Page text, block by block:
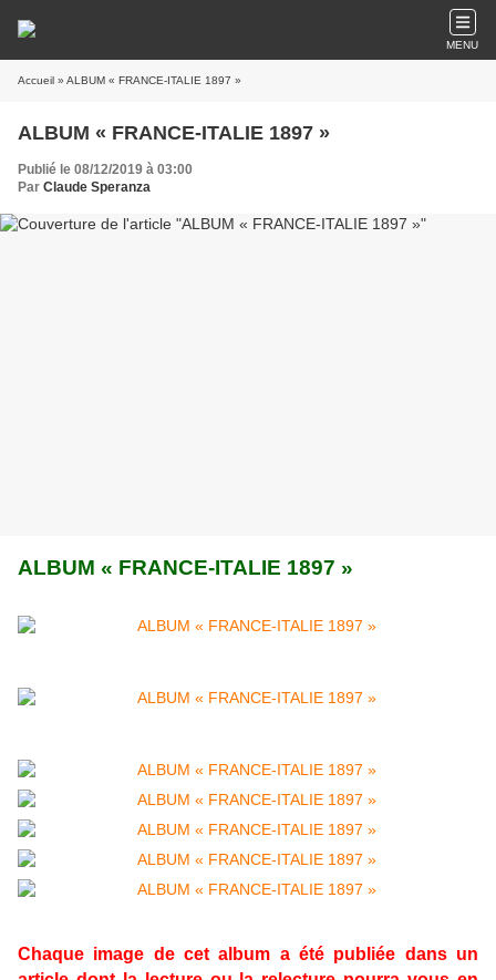
MENU
Accueil » ALBUM « FRANCE-ITALIE 1897 »
ALBUM « FRANCE-ITALIE 1897 »
Publié le 08/12/2019 à 03:00
Par Claude Speranza
ALBUM « FRANCE-ITALIE 1897 »
Chaque image de cet album a été publiée dans un